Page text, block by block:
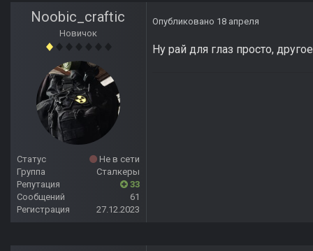
Noobic_craftic
Новичок
Статус
Не в сети
Группа
Сталкеры
Репутация
33
Сообщений
61
Регистрация
27.12.2023
Опубликовано 18 апреля
Ну рай для глаз просто,